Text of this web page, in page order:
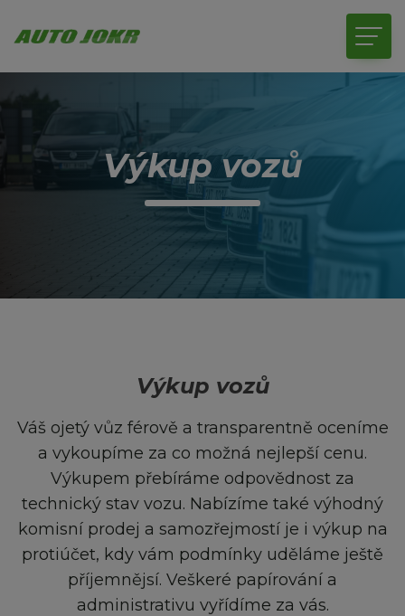
Výkup vozů
Výkup vozů
Váš ojetý vůz férově a transparentně oceníme
a vykoupíme za co možná nejlepší cenu.
Výkupem přebíráme odpovědnost za
technický stav vozu. Nabízíme také výhodný
komisní prodej a samozřejmostí je i výkup na
protiúčet, kdy vám podmínky uděláme ještě
příjemnějsí. Veškeré papírování a
administrativu vyřídíme za vás.